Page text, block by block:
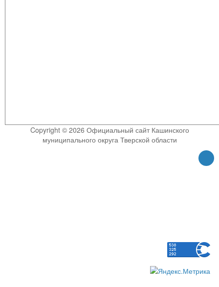
Copyright © 2026 Официальный сайт Кашинского
муниципального округа Тверской области